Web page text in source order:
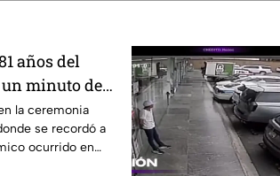
años del
minuto de
la ceremonia
se recordó a
ocurrido en